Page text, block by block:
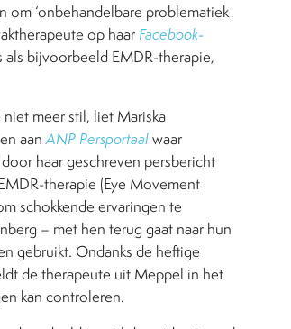
om ‘onbehandelbare problematiek
op haar Facebook-
bijvoorbeeld EMDR-therapie,
meer stil, liet Mariska
aanANP Persportaalwaar
haar geschreven persbericht
therapie (Eye Movement
schokkende ervaringen te
– met hen terug gaat naar hun
gebruikt. Ondanks de heftige
de therapeute uit Meppel in het
kan controleren.